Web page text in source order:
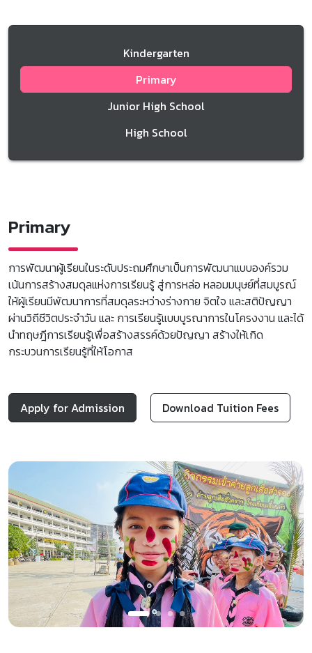
Kindergarten
Primary
Junior High School
High School
Primary
การพัฒนาผู้เรียนในระดับประถมศึกษาเป็นการพัฒนาแบบองค์รวม
เน้นการสร้างสมดุลแห่งการเรียนรู้ สู่การหล่อ หลอมมนุษย์ที่สมบูรณ์
ให้ผู้เรียนมีพัฒนาการที่สมดุลระหว่างร่างกาย จิตใจ และสติปัญญา
ผ่านวิถีชีวิตประจำวัน และ การเรียนรู้แบบบูรณาการในโครงงาน และได้
นำทฤษฎีการเรียนรู้เพื่อสร้างสรรค์ด้วยปัญญา สร้างให้เกิด
กระบวนการเรียนรู้ที่ให้โอกาส
Apply for Admission Download Tuition Fees
Previous Next